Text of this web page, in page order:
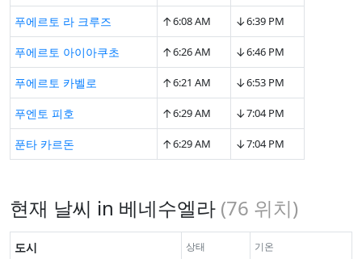
푸에르토 라 크루즈 ↑6:08 AM ↓6:39 PM
푸에르토 아이아쿠초 ↑6:26 AM ↓6:46 PM
푸에르토 카벨로 ↑6:21 AM ↓6:53 PM
푸엔토 피호 ↑6:29 AM ↓7:04 PM
푼타 카르돈 ↑6:29 AM ↓7:04 PM
현재 날씨 in 베네수엘라 (76 위치)
도시 상태 기온